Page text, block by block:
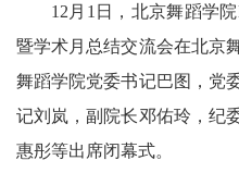
12月1日，北京舞蹈学
暨学术月总结交流会在北京
舞蹈学院党委书记巴图，党
记刘岚，副院长邓佑玲，纪
惠彤等出席闭幕式。